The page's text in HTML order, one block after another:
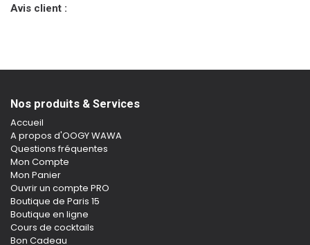
Avis client :
Nos produits & Services
Accueil
A propos d'OOGY WAWA
Questions fréquentes
Mon Compte
Mon Panier
Ouvrir un compte PRO
Boutique de Paris 15
Boutique en ligne
Cours de cocktails
Bon Cadeau